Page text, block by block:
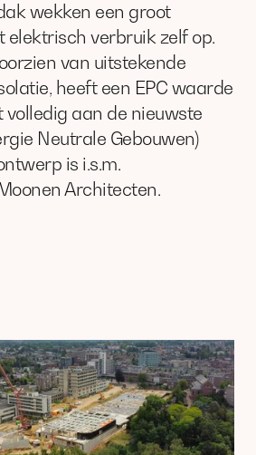
wekken een groot
elektrisch verbruik zelf op.
van uitstekende
heeft een EPC waarde
volledig aan de nieuwste
Neutrale Gebouwen)
is i.s.m.
Architecten.